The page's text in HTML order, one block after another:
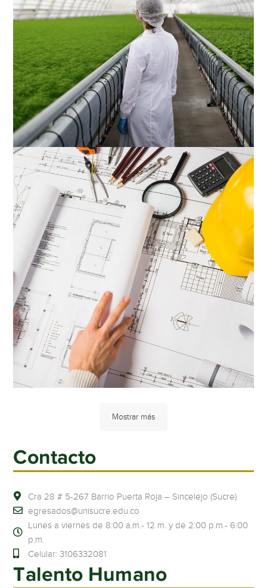
Mostrar más
Contacto
Cra 28 # 5-267 Barrio Puerta Roja – Sincelejo (Sucre)
egresados@unisucre.edu.co
Lunes a viernes de 8:00 a.m.- 12 m. y de 2:00 p.m.- 6:00
p.m.
Celular: 3106332081
Talento Humano